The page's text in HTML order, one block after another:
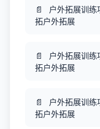
户外拓展训练
拓户外拓展
户外拓展训练
拓户外拓展
户外拓展训练
拓户外拓展